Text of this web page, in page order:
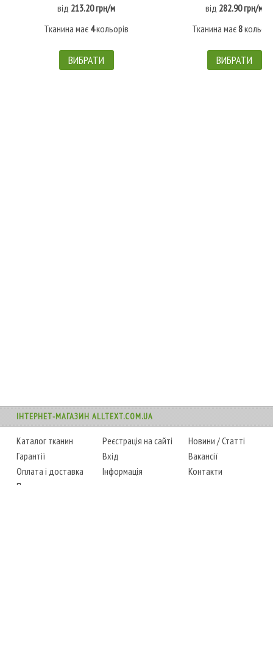
від 213.20 грн/м
Тканина має 4кольорів
ВИБРАТИ
від 282.90 грн/м
Тканина має8
ВИБРАТИ
ІНТЕРНЕТ-МАГАЗИН ALLTEXT.COM.UA
Каталог тканин
Гарантії
Оплата і доставка
Повернення товару
Реєстрація на сайті
Вхід
Інформація
Новини /Статті
Вакансії
Контакти